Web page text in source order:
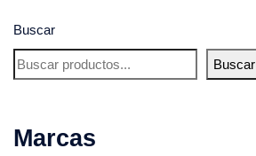
Buscar
Buscar
Marcas